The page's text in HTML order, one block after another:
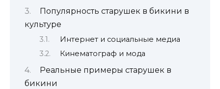
Популярность старушек в бикини в
культуре
Интернет и социальные медиа
Кинематограф и мода
Реальные примеры старушек в
бикини